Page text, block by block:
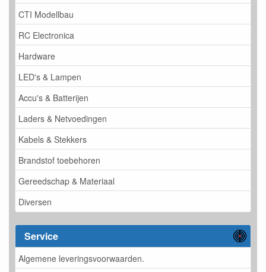
CTI Modellbau
RC Electronica
Hardware
LED's & Lampen
Accu's & Batterijen
Laders & Netvoedingen
Kabels & Stekkers
Brandstof toebehoren
Gereedschap & Materiaal
Diversen
Service
Algemene leveringsvoorwaarden.